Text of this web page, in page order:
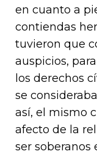
en cuanto a
contiendas
tuvieron que
auspicios,
los derechos
se
así, el mismo
afecto de la
ser soberanos